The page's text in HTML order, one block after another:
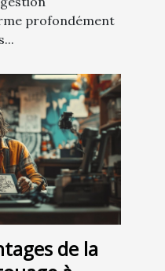
profondément
de la